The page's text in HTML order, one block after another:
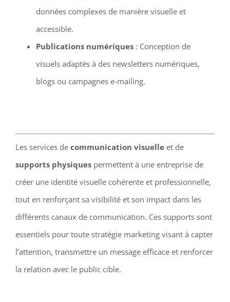
données complexes de manière visuelle et
accessible.
Publications numériques: Conception de
visuels adaptés à des newsletters numériques,
blogs ou campagnes e-mailing.
Les services de communication visuelleet de
supports physiquespermettent à une entreprise de
créer une identité visuelle cohérente et professionnelle,
tout en renforçant sa visibilité et son impact dans les
différents canaux de communication. Ces supports sont
essentiels pour toute stratégie marketing visant à capter
l’attention, transmettre un message efficace et renforcer
la relation avec le public cible.